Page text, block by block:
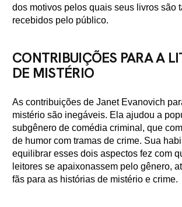
dos motivos pelos quais seus livros são
recebidos pelo público.
CONTRIBUIÇÕES PARA A
DE MISTÉRIO
As contribuições de Janet Evanovich
mistério são inegáveis. Ela ajudou a
subgênero de comédia criminal, que
de humor com tramas de crime. Sua
equilibrar esses dois aspectos fez com
leitores se apaixonassem pelo gênero,
fãs para as histórias de mistério e crime.